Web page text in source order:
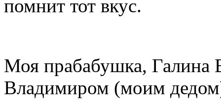
помнит тот вкус.
Моя прабабушка, Галина
Владимиром (моим